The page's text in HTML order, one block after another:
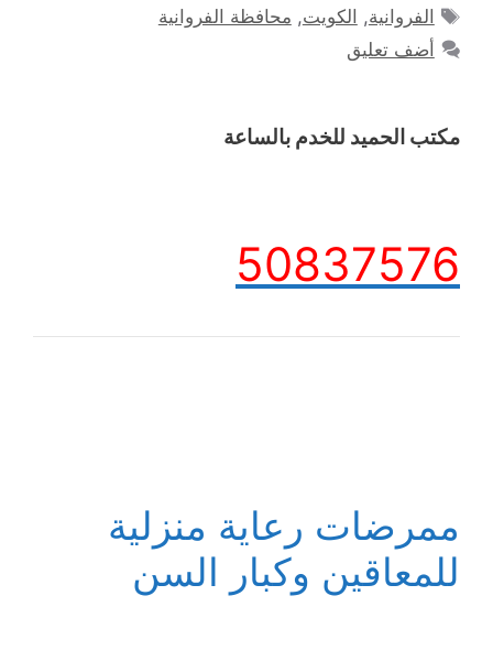
الوسوم
الفروانية, الكويت, محافظة الفروانية
أضف تعليق
مكتب الحميد للخدم بالساعة
50837576
ممرضات رعاية منزلية
للمعاقين وكبار السن